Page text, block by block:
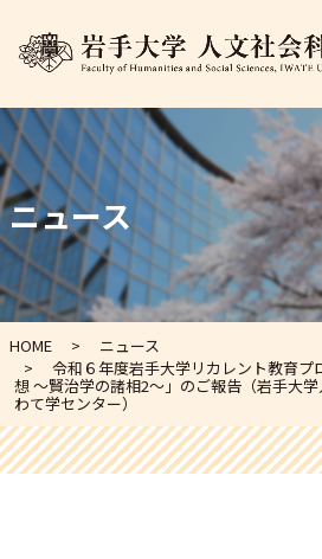
ニュース
HOME
ニュース
令和６年度岩手大学リカレント教育
想 ～賢治学の諸相2～」のご報告（岩手大
わて学センター）